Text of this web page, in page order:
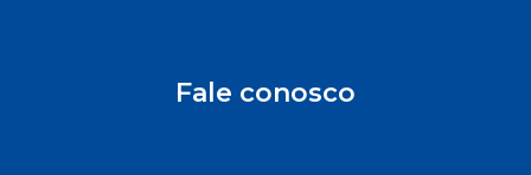
Fale conosco